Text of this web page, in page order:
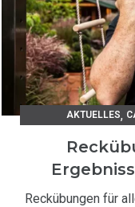
AKTUELLES,
Reckübungen für